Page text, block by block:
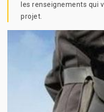
les renseignements qui
projet.